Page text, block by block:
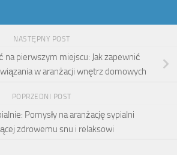
NASTĘPNY POST
na pierwszym miejscu: Jak zapewnić
w aranżacji wnętrz domowych
POPRZEDNI POST
Pomysły na aranżację sypialni
zdrowemu snu i relaksowi